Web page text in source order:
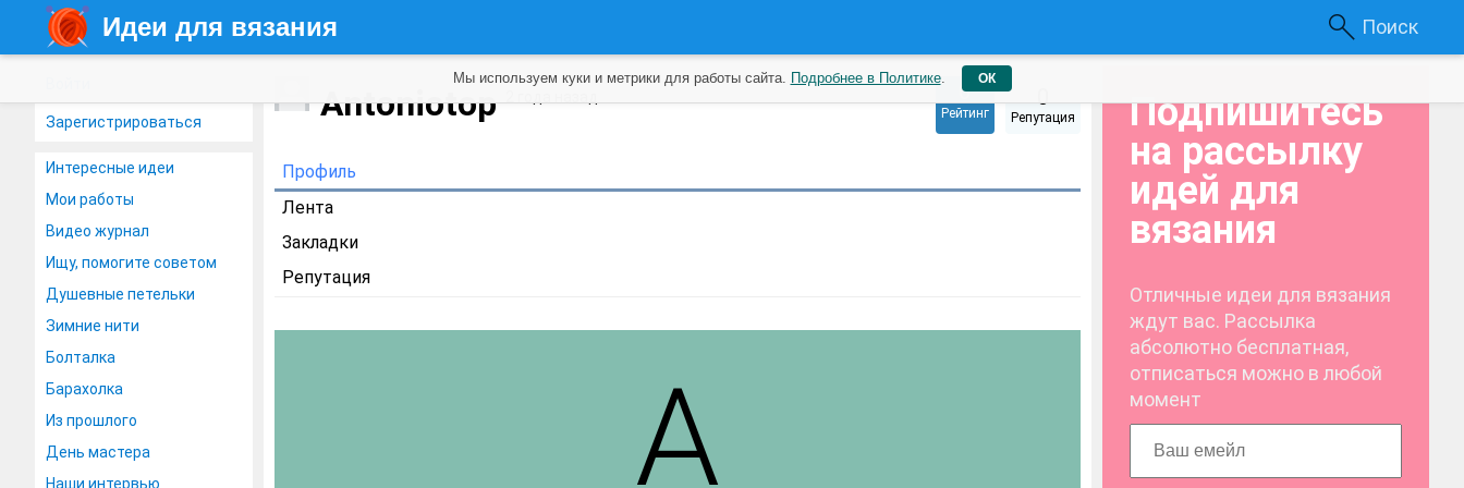
Идеи для вязания Поиск
Зарегистрироваться
Интересные идеи
Мои работы
Видео журнал
Ищу, помогите советом
Душевные петельки
Зимние нити
Болталка
Барахолка
Из прошлого
День мастера
Наши интервью
Antoniotop 0
Рейтинг
0
Репутация
Профиль
Лента
Закладки
Репутация
Подпишитесь
на рассылку
идей для
вязания
Отличные идеи для вязания
ждут вас. Рассылка
абсолютно бесплатная,
отписаться можно в любой
момент
Мы используем куки и метрики для работы сайта. Подробнее в Политике. ОК